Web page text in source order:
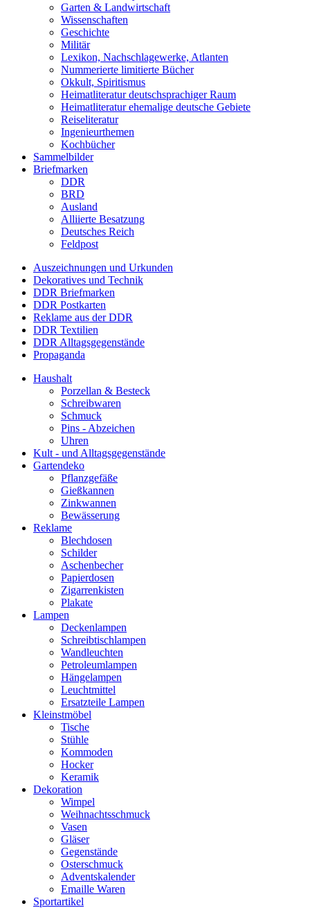
Garten & Landwirtschaft
Wissenschaften
Geschichte
Militär
Lexikon, Nachschlagewerke, Atlanten
Nummerierte limitierte Bücher
Okkult, Spiritismus
Heimatliteratur deutschsprachiger Raum
Heimatliteratur ehemalige deutsche Gebiete
Reiseliteratur
Ingenieurthemen
Kochbücher
Sammelbilder
Briefmarken
DDR
BRD
Ausland
Alliierte Besatzung
Deutsches Reich
Feldpost
Auszeichnungen und Urkunden
Dekoratives und Technik
DDR Briefmarken
DDR Postkarten
Reklame aus der DDR
DDR Textilien
DDR Alltagsgegenstände
Propaganda
Haushalt
Porzellan & Besteck
Schreibwaren
Schmuck
Pins - Abzeichen
Uhren
Kult - und Alltagsgegenstände
Gartendeko
Pflanzgefäße
Gießkannen
Zinkwannen
Bewässerung
Reklame
Blechdosen
Schilder
Aschenbecher
Papierdosen
Zigarrenkisten
Plakate
Lampen
Deckenlampen
Schreibtischlampen
Wandleuchten
Petroleumlampen
Hängelampen
Leuchtmittel
Ersatzteile Lampen
Kleinstmöbel
Tische
Stühle
Kommoden
Hocker
Keramik
Dekoration
Wimpel
Weihnachtsschmuck
Vasen
Gläser
Gegenstände
Osterschmuck
Adventskalender
Emaille Waren
Sportartikel